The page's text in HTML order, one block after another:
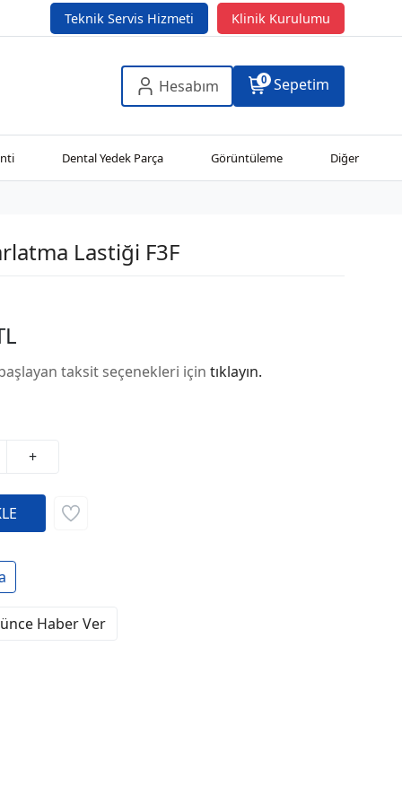
Teknik Servis Hizmeti Klinik Kurulumu
Hesabım 0 Sepetim
Dental Yedek Parça Görüntüleme Diğer
Lastiği F3F
taksit seçenekleri içintıklayın.
+
Haber Ver